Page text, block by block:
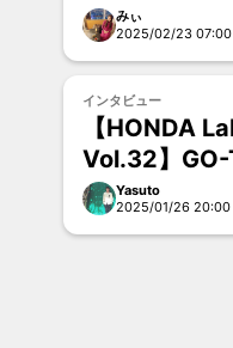
みぃ
2025/02/23 07:00
インタビュー
【HONDA
Vol.32】
藤 芳輝さん
Yasuto
2025/01/26 20:00